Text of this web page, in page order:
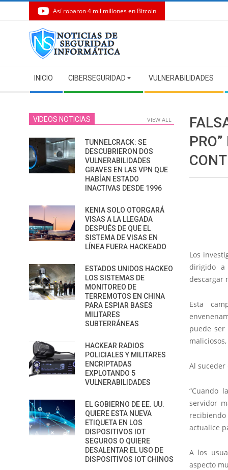
Así robaron 4 mil millones en Bitcoin
Navigation
Menu
INICIO CIBERSEGURIDAD VULNERABILIDADES
Los
dirigido a
descargar
Esta
puede
Al suceder
“Cuando
servidor
recibiendo
actualice
A los
aspecto
VIDEOS NOTICIAS VIEW ALL
TUNNELCRACK: SE
DESCUBRIERON DOS
VULNERABILIDADES
GRAVES EN LAS VPN QUE
HABÍAN ESTADO
INACTIVAS DESDE 1996
KENIA SOLO OTORGARÁ
VISAS A LA LLEGADA
DESPUÉS DE QUE EL
SISTEMA DE VISAS EN
LÍNEA FUERA HACKEADO
ESTADOS UNIDOS HACKEO
LOS SISTEMAS DE
MONITOREO DE
TERREMOTOS EN CHINA
PARA ESPIAR BASES
MILITARES
SUBTERRÁNEAS
HACKEAR RADIOS
POLICIALES Y MILITARES
ENCRIPTADAS
EXPLOTANDO 5
VULNERABILIDADES
EL GOBIERNO DE EE. UU.
QUIERE ESTA NUEVA
ETIQUETA EN LOS
DISPOSITIVOS IOT
SEGUROS O QUIERE
DESALENTAR EL USO DE
DISPOSITIVOS IOT CHINOS